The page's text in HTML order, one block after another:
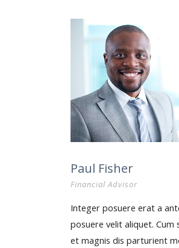
Paul Fisher
Financial Advisor
Integer posuere erat a
posuere velit aliquet. Cum
et magnis dis parturient